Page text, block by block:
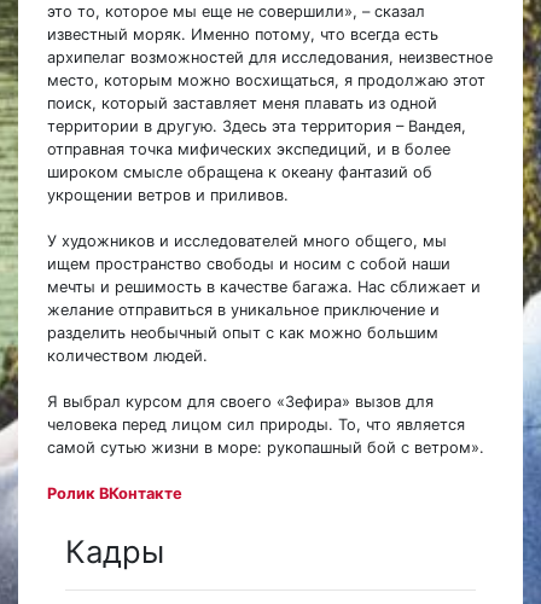
это то, которое мы еще не совершили», – сказал
известный моряк. Именно потому, что всегда есть
архипелаг возможностей для исследования, неизвестное
место, которым можно восхищаться, я продолжаю этот
поиск, который заставляет меня плавать из одной
территории в другую. Здесь эта территория – Вандея,
отправная точка мифических экспедиций, и в более
широком смысле обращена к океану фантазий об
укрощении ветров и приливов.
У художников и исследователей много общего, мы
ищем пространство свободы и носим с собой наши
мечты и решимость в качестве багажа. Нас сближает и
желание отправиться в уникальное приключение и
разделить необычный опыт с как можно большим
количеством людей.
Я выбрал курсом для своего «Зефира» вызов для
человека перед лицом сил природы. То, что является
самой сутью жизни в море: рукопашный бой с ветром».
Ролик ВКонтакте
Кадры